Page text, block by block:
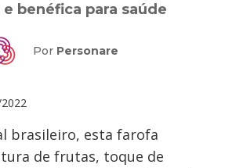
e benéfica para saúde
Por Personare
brasileiro, esta farofa
de frutas, toque de